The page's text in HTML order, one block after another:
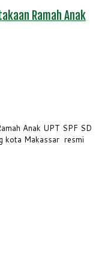
Ramah Anak
Anak UPT SPF SD
kota Makassar resmi